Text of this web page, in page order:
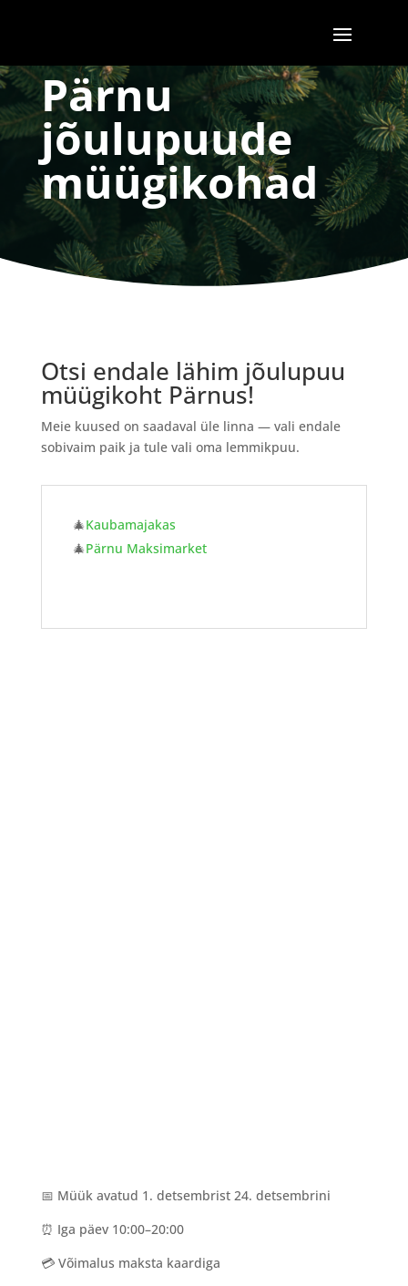
Pärnu
jõulupuude
müügikohad
Otsi endale lähim jõulupuu
müügikoht Pärnus!
Meie kuused on saadaval üle linna — vali endale
sobivaim paik ja tule vali oma lemmikpuu.
🎄Kaubamajakas
🎄Pärnu Maksimarket
📅 Müük avatud 1. detsembrist 24. detsembrini
⏰ Iga päev 10:00–20:00
💳 Võimalus maksta kaardiga